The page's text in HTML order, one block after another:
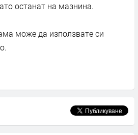
останат на мазнина.
може да използвате си